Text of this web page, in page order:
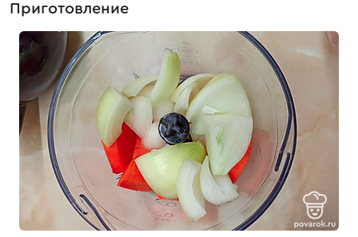
Приготовление